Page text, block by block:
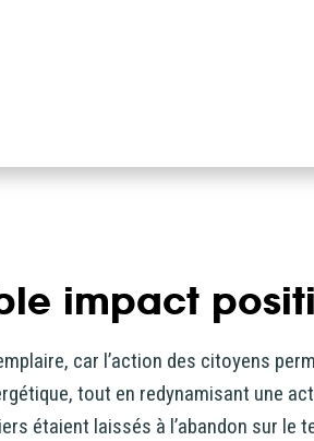
impact
car l’action des citoyens
tout en redynamisant une
étaient laissés à l’abandon sur le